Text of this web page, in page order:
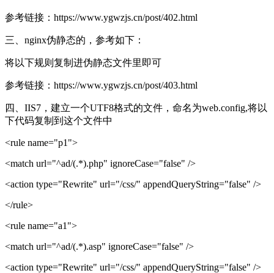
参考链接：https://www.ygwzjs.cn/post/402.html
三、nginx伪静态的，参考如下：
将以下规则复制进伪静态文件里即可
参考链接：https://www.ygwzjs.cn/post/403.html
四、IIS7，建立一个UTF8格式的文件，命名为web.config,将以
下代码复制到这个文件中
<rule name="p1">
<match url="^ad/(.*).php" ignoreCase="false" />
<action type="Rewrite" url="/css/" appendQueryString="false" />
</rule>
<rule name="a1">
<match url="^ad/(.*).asp" ignoreCase="false" />
<action type="Rewrite" url="/css/" appendQueryString="false" />